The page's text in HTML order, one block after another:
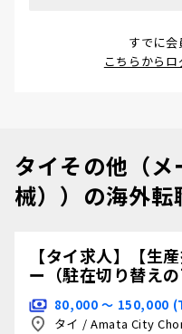
すでに会
こちらからロ
タイその他（
械））の海外転
【タイ求人】【生
ー（駐在切り替えの
80,000 〜 150,000
タイ / Amata City